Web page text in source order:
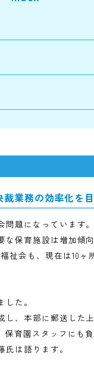
同法人の理事長
ど決裁業務の効
社会問題になって